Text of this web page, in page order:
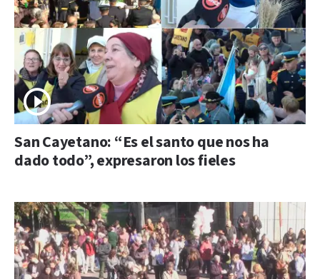
San Cayetano: “Es el santo que nos ha
dado todo”, expresaron los fieles